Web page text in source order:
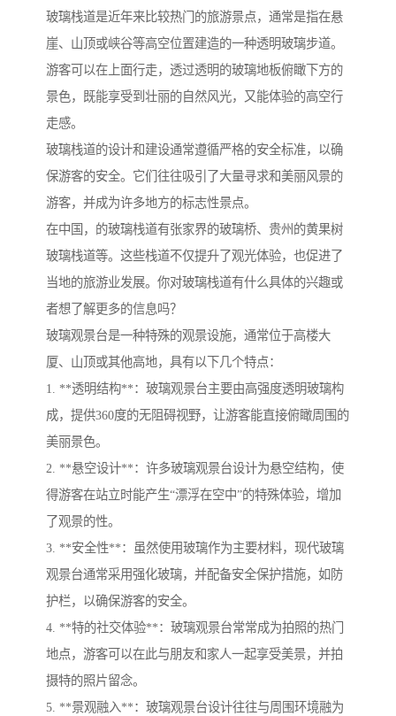
玻璃栈道是近年来比较热门的旅游景点，通常是指在悬
崖、山顶或峡谷等高空位置建造的一种透明玻璃步道。
游客可以在上面行走，透过透明的玻璃地板俯瞰下方的
景色，既能享受到壮丽的自然风光，又能体验的高空行
走感。
玻璃栈道的设计和建设通常遵循严格的安全标准，以确
保游客的安全。它们往往吸引了大量寻求和美丽风景的
游客，并成为许多地方的标志性景点。
在中国，的玻璃栈道有张家界的玻璃桥、贵州的黄果树
玻璃栈道等。这些栈道不仅提升了观光体验，也促进了
当地的旅游业发展。你对玻璃栈道有什么具体的兴趣或
者想了解更多的信息吗？
玻璃观景台是一种特殊的观景设施，通常位于高楼大
厦、山顶或其他高地，具有以下几个特点：
1. **透明结构**：玻璃观景台主要由高强度透明玻璃构
成，提供360度的无阻碍视野，让游客能直接俯瞰周围的
美丽景色。
2. **悬空设计**：许多玻璃观景台设计为悬空结构，使
得游客在站立时能产生“漂浮在空中”的特殊体验，增加
了观景的性。
3. **安全性**：虽然使用玻璃作为主要材料，现代玻璃
观景台通常采用强化玻璃，并配备安全保护措施，如防
护栏，以确保游客的安全。
4. **特的社交体验**：玻璃观景台常常成为拍照的热门
地点，游客可以在此与朋友和家人一起享受美景，并拍
摄特的照片留念。
5. **景观融入**：玻璃观景台设计往往与周围环境融为